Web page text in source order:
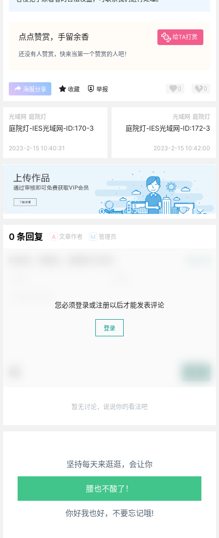
点点赞赏，手留余香 给TA打赏
还没有人赞赏，快来当第一个赞赏的人吧！
海报分享 收藏 举报 0 0
光域网 庭院灯
庭院灯-IES光域网-ID:170-3
2023-2-15 10:40:31
光域网 庭院灯
庭院灯-IES光域网-ID:172-3
2023-2-15 10:42:00
广告
0 条回复 A 文章作者 M 管理员
您必须登录或注册以后才能发表评论
登录
暂无讨论，说说你的看法吧
坚持每天来逛逛，会让你
腿也不痛了！
腰也不酸了！
工作也轻松了！
你好我也好，不要忘记哦!